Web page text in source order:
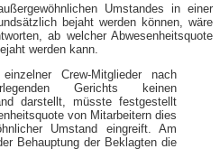
Umstandes in einer
bejaht werden können, wäre
ab welcher Abwesenheitsquote
werden kann.
Crew-​Mitglieder nach
Gerichts keinen
darstellt, müsste festgestellt
von Mitarbeitern dies
Umstand eingreift. Am
Behauptung der Beklagten die